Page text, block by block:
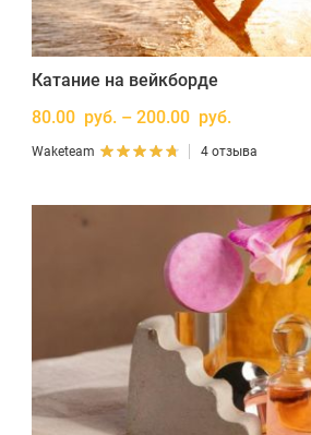
Катание на вейкборде
80.00 руб. – 200.00 руб.
Waketeam 4 отзыва